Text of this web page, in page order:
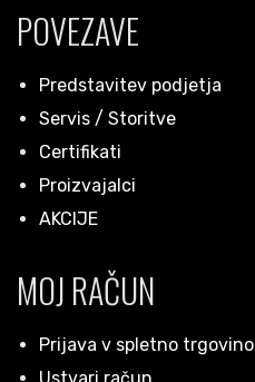
POVEZAVE
Predstavitev podjetja
Servis / Storitve
Certifikati
Proizvajalci
AKCIJE
MOJ RAČUN
Prijava v spletno trgovino
Ustvari račun